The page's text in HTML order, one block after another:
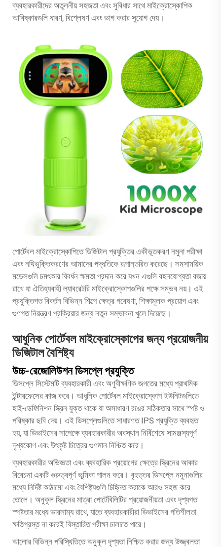
ব্যবহারকারীদের অতুলনীয় সহজতা এবং সুবিধার সাথে মাইক্রোস্কোপিক
আবিষ্কারগুলি ধারণ, বিশ্লেষণ এবং ভাগ করার সুযোগ দেয়।
পোর্টেবল মাইক্রোস্কোপিতে ডিজিটাল প্রযুক্তির একীভূতকরণ নমুনা পরীক্ষা
এবং নথিভুক্তিকরণের আমাদের পদ্ধতিকে রূপান্তরিত করেছে। সমসাময়িক
মডেলগুলি চমৎকার বিবর্ধন ক্ষমতা প্রদান করে যখন এগুলি বহনযোগ্যতা বজায়
রাখে যা ঐতিহ্যবাহী ল্যাবরেটরি মাইক্রোস্কোপগুলির পক্ষে সম্ভব নয়। এই
প্রযুক্তিগত বিবর্তন বিভিন্ন শিল্পে ক্ষেত্র গবেষণা, শিক্ষামূলক প্রয়োগ এবং
গুণগত নিয়ন্ত্রণ প্রক্রিয়ার জন্য নতুন সম্ভাবনা খুলে দিয়েছে।
আধুনিক পোর্টেবল মাইক্রোস্কোপের জন্য প্রয়োজনীয়
ডিজিটাল বৈশিষ্ট্য
উচ্চ-রেজোলিউশন ডিসপ্লে প্রযুক্তি
ডিসপ্লে সিস্টেমটি ব্যবহারকারী এবং অণুবীক্ষণিক জগতের মধ্যে প্রাথমিক
ইন্টারফেসের কাজ করে। আধুনিক পোর্টেবল মাইক্রোস্কোপ ইউনিটগুলিতে
হাই-ডেফিনিশন স্ক্রিন যুক্ত থাকে যা অসাধারণ রঙের সঠিকতার সাথে স্পষ্ট ও
পরিষ্কার ছবি দেয়। এই ডিসপ্লেগুলিতে সাধারণত IPS প্রযুক্তি ব্যবহৃত
হয়, যা ডিভাইসের সাপেক্ষে ব্যবহারকারীর অবস্থান নির্বিশেষে সামঞ্জস্যপূর্ণ
দৃশ্যকোণ এবং উৎকৃষ্ট চিত্রের গুণমান নিশ্চিত করে।
ব্যবহারকারীর অভিজ্ঞতা এবং ব্যবহারিক প্রয়োগের ক্ষেত্রে স্ক্রিনের আকার
বিবেচনা একটি গুরুত্বপূর্ণ ভূমিকা পালন করে। বৃহত্তর ডিসপ্লে নমুনাগুলির
মধ্যে নির্দিষ্ট কাঠামো এবং বৈশিষ্ট্যগুলি চিহ্নিত করাকে আরও সহজ করে
তোলে। অনুকূল স্ক্রিনের মাত্রা পোর্টেবিলিটির প্রয়োজনীয়তা এবং দৃশ্যগত
স্পষ্টতার মধ্যে ভারসাম্য রাখে, যাতে ব্যবহারকারীরা ডিভাইসের গতিশীলতা
ক্ষতিগ্রস্ত না করেই বিস্তারিত পরীক্ষা চালাতে পারে।
আলোর বিভিন্ন পরিস্থিতিতে অনুকূল দৃশ্যতা নিশ্চিত করার জন্য উজ্জ্বলতা